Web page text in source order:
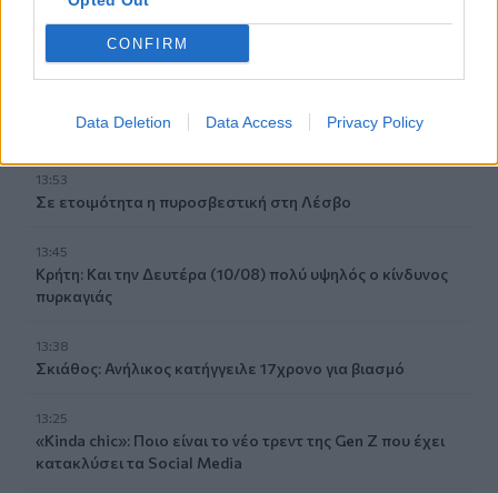
CONFIRM
Data Deletion Data Access Privacy Policy
Θ. Κοντογεώργης: Προεκλογική αλλά όχι παροχολογική η
14:01
πεθάνει, παρά την αποκαθήλωση
13:53
Σε ετοιμότητα η πυροσβεστική στη Λέσβο
13:45
Κρήτη: Και την Δευτέρα (10/08) πολύ υψηλός ο κίνδυνος
πυρκαγιάς
13:38
Σκιάθος: Ανήλικος κατήγγειλε 17χρονο για βιασμό
13:25
«Kinda chic»: Ποιο είναι το νέο τρεντ της Gen Z που έχει
κατακλύσει τα Social Media